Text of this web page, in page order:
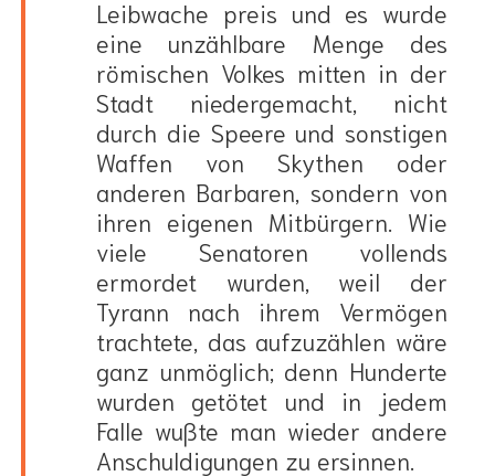
Leibwache preis und es wurde
eine unzählbare Menge des
römischen Volkes mitten in der
Stadt niedergemacht, nicht
durch die Speere und sonstigen
Waffen von Skythen oder
anderen Barbaren, sondern von
ihren eigenen Mitbürgern. Wie
viele Senatoren vollends
ermordet wurden, weil der
Tyrann nach ihrem Vermögen
trachtete, das aufzuzählen wäre
ganz unmöglich; denn Hunderte
wurden getötet und in jedem
Falle wußte man wieder andere
Anschuldigungen zu ersinnen.